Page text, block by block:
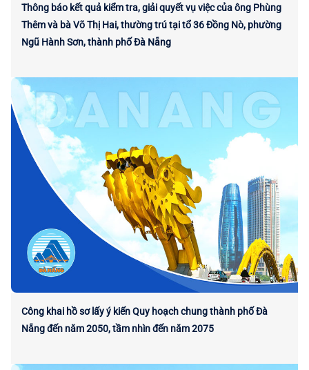
Thông báo kết quả kiểm tra, giải quyết vụ việc của ông Phùng
Thêm và bà Võ Thị Hai, thường trú tại tổ 36 Đồng Nò, phường
Ngũ Hành Sơn, thành phố Đà Nẵng
Công khai hồ sơ lấy ý kiến Quy hoạch chung thành phố Đà
Nẵng đến năm 2050, tầm nhìn đến năm 2075